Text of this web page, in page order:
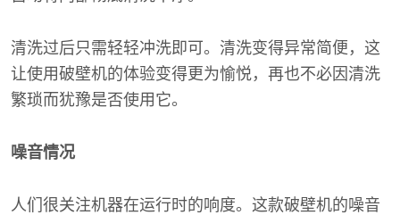
清洗过后只需轻轻冲洗即可。清洗变得异常简便，这
让使用破壁机的体验变得更为愉悦，再也不必因清洗
繁琐而犹豫是否使用它。
噪音情况
人们很关注机器在运行时的响度。这款破壁机的噪音